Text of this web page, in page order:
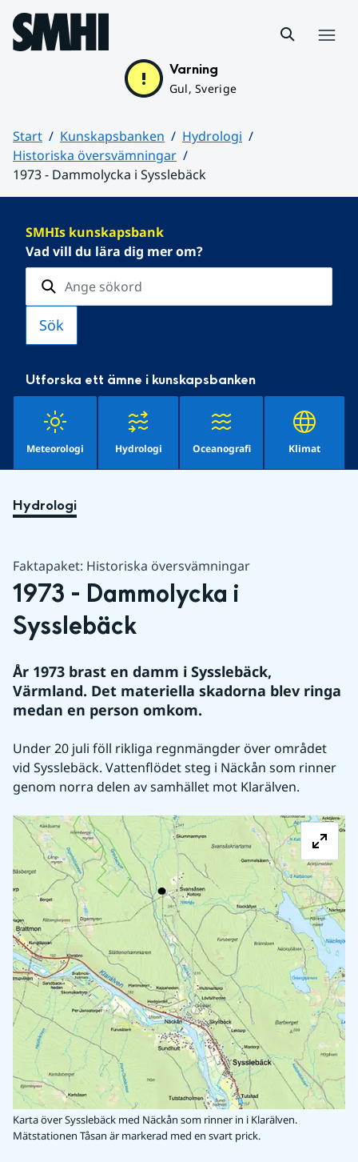
Hoppa till sidans innehåll
Varning
Gul, Sverige
Start Kunskapsbanken
Hydrologi
Historiska översvämningar
1973 - Dammolycka i Sysslebäck
SMHIs kunskapsbank
Vad vill du lära dig mer om?
Utforska ett ämne i kunskapsbanken
Meteorologi Hydrologi Oceanografi Klimat
Hydrologi
Faktapaket: Historiska översvämningar
1973 - Dammolycka i
Sysslebäck
År 1973 brast en damm i Sysslebäck,
Värmland. Det materiella skadorna blev ringa
medan en person omkom.
Under 20 juli föll rikliga regnmängder över området
vid Sysslebäck. Vattenflödet steg i Näckån som rinner
genom norra delen av samhället mot Klarälven.
Karta över Sysslebäck med Näckån som rinner in i Klarälven.
Mätstationen Tåsan är markerad med en svart prick.